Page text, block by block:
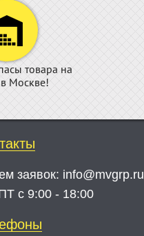
товара на
Москве!
заявок: info@mvgrp.ru
с 9:00 - 18:00